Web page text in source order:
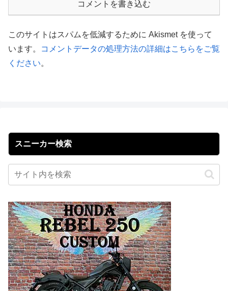
コメントを書き込む
このサイトはスパムを低減するために Akismet を使って
います。
コメントデータの処理方法の詳細はこちらをご覧
ください。
スニーカー検索